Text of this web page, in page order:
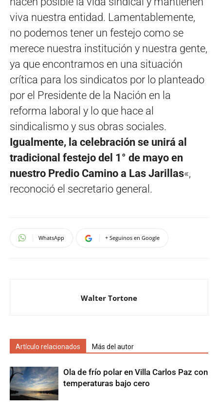
viva nuestra entidad. Lamentablemente,
no podemos tener un festejo como se
merece nuestra institución y nuestra gente,
ya que encontramos en una situación
crítica para los sindicatos por lo planteado
por el Presidente de la Nación en la
reforma laboral y lo que hace al
sindicalismo y sus obras sociales.
Igualmente, la celebración se unirá al
tradicional festejo del 1° de mayo en
nuestro Predio Camino a Las Jarillas«,
reconoció el secretario general.
WhatsApp + Seguinos en Google
Walter Tortone
Artículo relacionados Más del autor
Ola de frío polar en Villa Carlos Paz con
temperaturas bajo cero